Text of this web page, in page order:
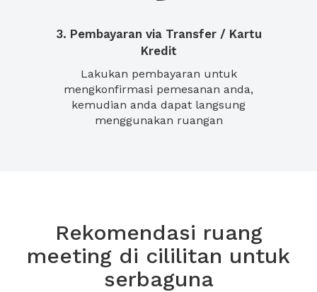
3. Pembayaran via Transfer / Kartu
Kredit
Lakukan pembayaran untuk
mengkonfirmasi pemesanan anda,
kemudian anda dapat langsung
menggunakan ruangan
Rekomendasi ruang
meeting di cililitan untuk
serbaguna